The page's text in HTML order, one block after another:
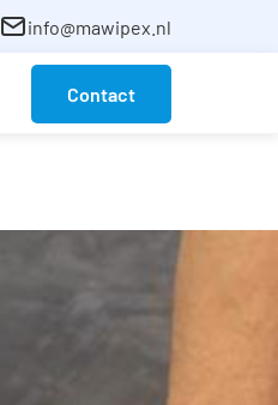
info@mawipex.nl
Contact